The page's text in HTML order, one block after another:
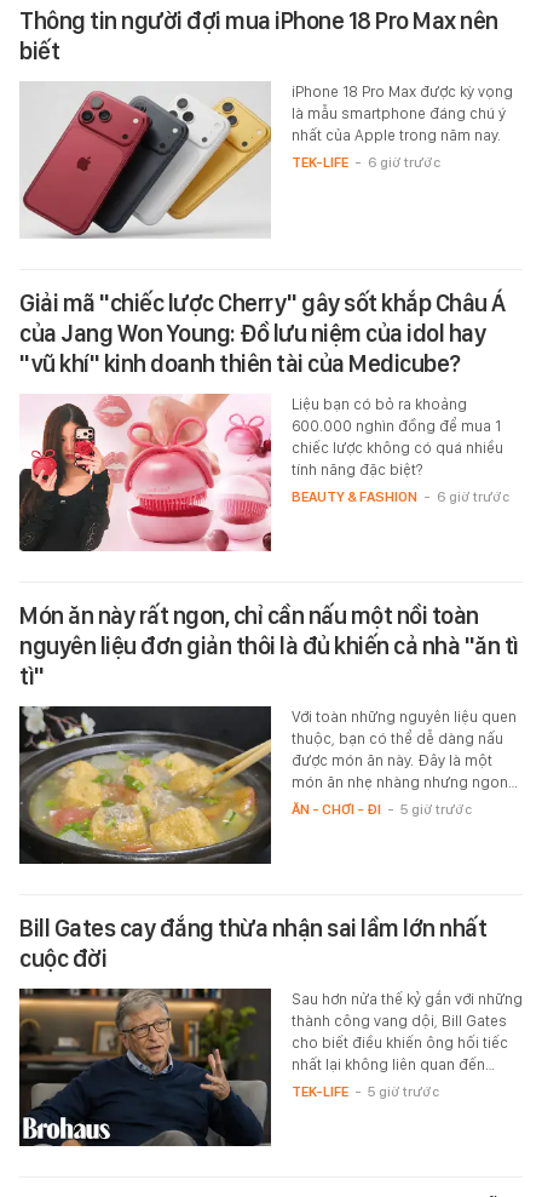
Thông tin người đợi mua iPhone 18 Pro Max nên
biết
iPhone 18 Pro Max được kỳ vọng
là mẫu smartphone đáng chú ý
nhất của Apple trong năm nay.
TEK-LIFE - 6 giờ trước
Giải mã "chiếc lược Cherry" gây sốt khắp Châu Á
của Jang Won Young: Đồ lưu niệm của idol hay
"vũ khí" kinh doanh thiên tài của Medicube?
Liệu bạn có bỏ ra khoảng
600.000 nghìn đồng để mua 1
chiếc lược không có quá nhiều
tính năng đặc biệt?
BEAUTY & FASHION - 6 giờ trước
Món ăn này rất ngon, chỉ cần nấu một nồi toàn
nguyên liệu đơn giản thôi là đủ khiến cả nhà "ăn tì
tì"
Với toàn những nguyên liệu quen
thuộc, bạn có thể dễ dàng nấu
được món ăn này. Đây là một
món ăn nhẹ nhàng nhưng ngon…
ĂN - CHƠI - ĐI - 5 giờ trước
Bill Gates cay đắng thừa nhận sai lầm lớn nhất
cuộc đời
Sau hơn nửa thế kỷ gắn với những
thành công vang dội, Bill Gates
cho biết điều khiến ông hối tiếc
nhất lại không liên quan đến…
TEK-LIFE - 5 giờ trước